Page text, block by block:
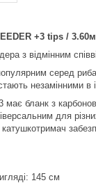
+3 tips / 3.60м
з відмінним
серед
незамінними в
бланк з
для
катушкотримач
145 см